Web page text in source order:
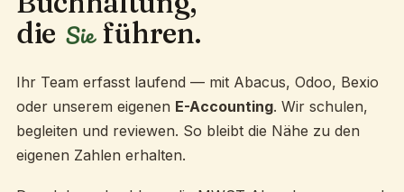
die Sie führen.
Ihr Team erfasst laufend — mit Abacus, Odoo, Bexio
oder unserem eigenen E-Accounting. Wir schulen,
begleiten und reviewen. So bleibt die Nähe zu den
eigenen Zahlen erhalten.